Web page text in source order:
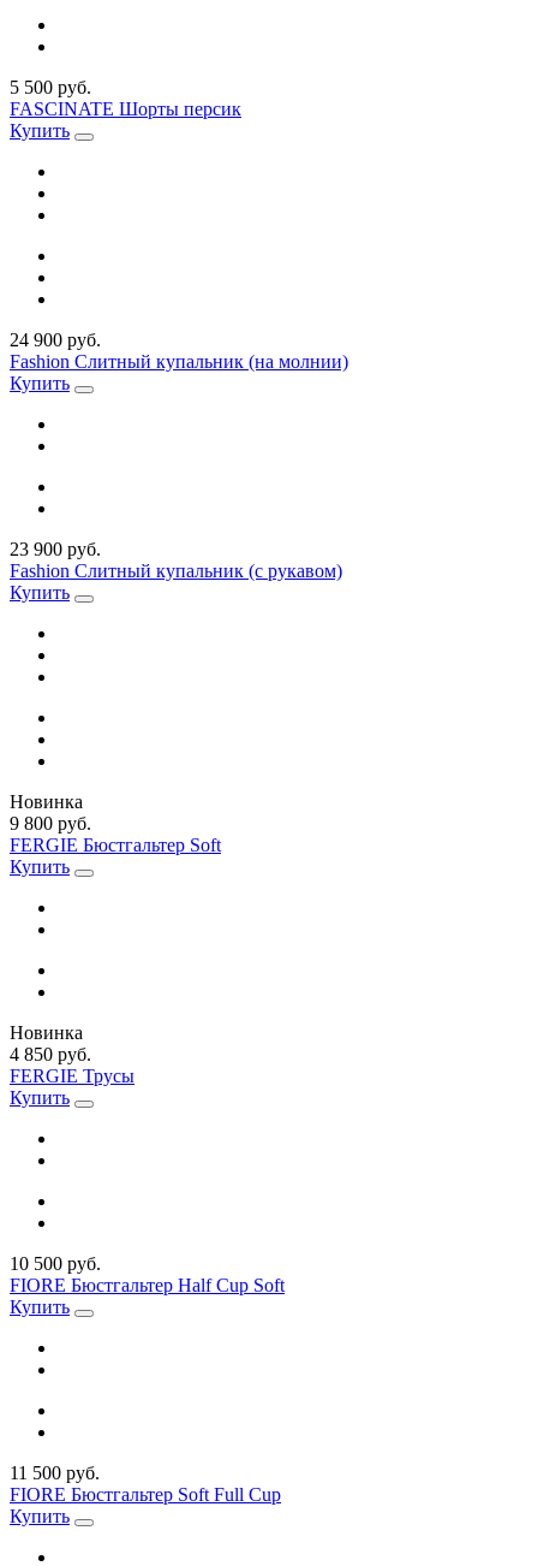
5 500 руб.
FASCINATE Шорты персик
Купить
24 900 руб.
Fashion Слитный купальник (на молнии)
Купить
23 900 руб.
Fashion Слитный купальник (с рукавом)
Купить
Новинка
9 800 руб.
FERGIE Бюстгальтер Soft
Купить
Новинка
4 850 руб.
FERGIE Трусы
Купить
10 500 руб.
FIORE Бюстгальтер Half Cup Soft
Купить
11 500 руб.
FIORE Бюстгальтер Soft Full Cup
Купить